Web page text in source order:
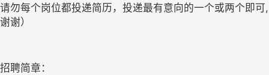
请勿每个岗位都投递简历，投递最有意向的一个或两个即可,
谢谢）
招聘简章：